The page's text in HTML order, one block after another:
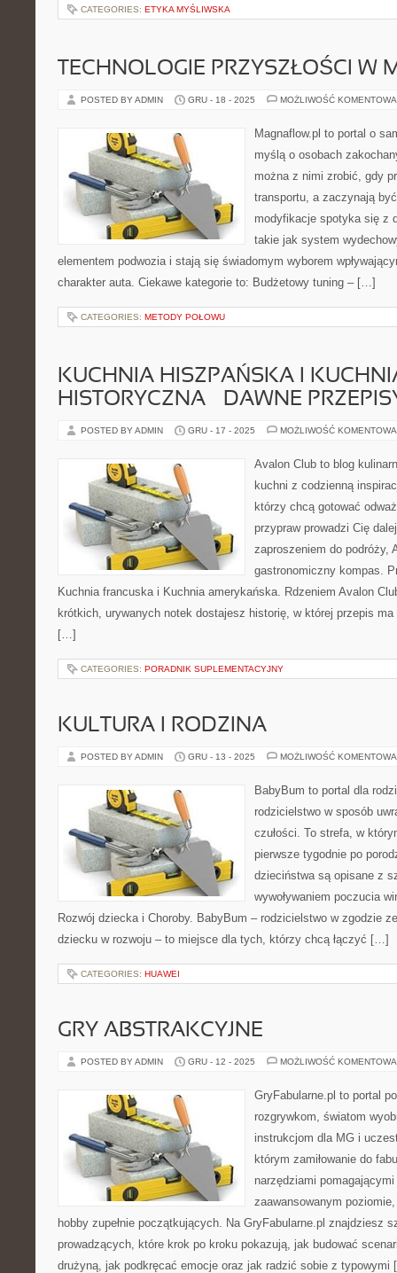
CATEGORIES: ETYKA MYŚLIWSKA
TECHNOLOGIE PRZYSZŁOŚCI W
POSTED BY ADMIN GRU - 18 - 2025 MOŻLIWOŚĆ
Magnaflow.pl to portal o
myślą o osobach
można z nimi zrobić, gdy
transportu, a zaczynają
modyfikacje spotyka się z
takie jak system
elementem podwozia i stają się świadomym wyborem
charakter auta. Ciekawe kategorie to: Budżetowy tuning – […]
CATEGORIES: METODY POŁOWU
KUCHNIA HISZPAŃSKA I
HISTORYCZNA – DAWNE
POSTED BY ADMIN GRU - 17 - 2025 MOŻLIWOŚĆ
Avalon Club to blog
kuchni z codzienną
którzy chcą gotować
przypraw prowadzi Cię
zaproszeniem do podróży,
gastronomiczny kompas.
Kuchnia francuska i Kuchnia amerykańska. Rdzeniem Avalon
krótkich, urywanych notek dostajesz historię, w której przepis
[…]
CATEGORIES: PORADNIK SUPLEMENTACYJNY
KULTURA I RODZINA
POSTED BY ADMIN GRU - 13 - 2025 MOŻLIWOŚĆ
BabyBum to portal dla
rodzicielstwo w sposób
czułości. To strefa, w
pierwsze tygodnie po
dzieciństwa są opisane z
wywoływaniem poczucia
Rozwój dziecka i Choroby. BabyBum – rodzicielstwo w zgodzie
dziecku w rozwoju – to miejsce dla tych, którzy chcą łączyć […]
CATEGORIES: HUAWEI
GRY ABSTRAKCYJNE
POSTED BY ADMIN GRU - 12 - 2025 MOŻLIWOŚĆ
GryFabularne.pl to portal
rozgrywkom, światom
instrukcjom dla MG i
którym zamiłowanie do
narzędziami
zaawansowanym
hobby zupełnie początkujących. Na GryFabularne.pl znajdziesz
prowadzących, które krok po kroku pokazują, jak budować
drużyną, jak podkręcać emocje oraz jak radzić sobie z